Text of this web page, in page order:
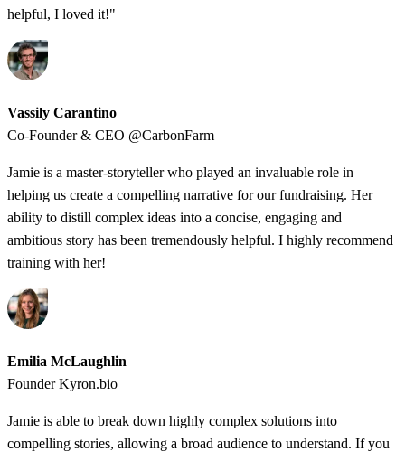
helpful, I loved it!"
Vassily Carantino
Co-Founder & CEO @CarbonFarm
Jamie is a master-storyteller who played an invaluable role in
helping us create a compelling narrative for our fundraising. Her
ability to distill complex ideas into a concise, engaging and
ambitious story has been tremendously helpful. I highly recommend
training with her!
Emilia McLaughlin
Founder Kyron.bio
Jamie is able to break down highly complex solutions into
compelling stories, allowing a broad audience to understand. If you